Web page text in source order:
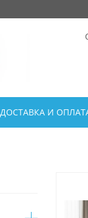
ДОСТАВКА И